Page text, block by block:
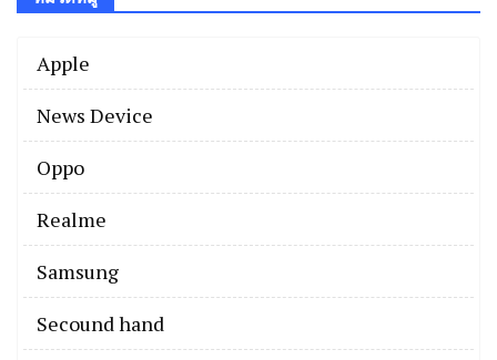
Apple
News Device
Oppo
Realme
Samsung
Secound hand